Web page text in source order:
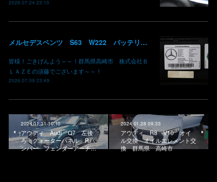
2026.07.24 23:10
メルセデスベンツ S63 W222 バッテリー低下 車両エレクトリカルシステムエラー リチウムイオンバッテリー復旧 バッテリー上がり 充電できない ベンツ修理 現車無し修理 群馬県 高崎
皆様！ごきげんよう～～！群馬県高崎市 株式会社Ｂ
ＬＡＺＥの須藤でございます～～！
2026.07.09 23:49
2024.01.31 10:10
アウディ Audi Q7 左後
ろ クォーターパネル Rバ
ンパー フェンダーアーチ…
2024.01.28 09:33
アウディ R8 V10 オイ
ル交換 オイルエレメント交
換 群馬県 高崎市